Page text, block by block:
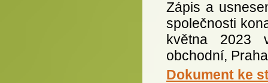
Zápis a
společnosti
května 2023
obchodní,
Dokument ke